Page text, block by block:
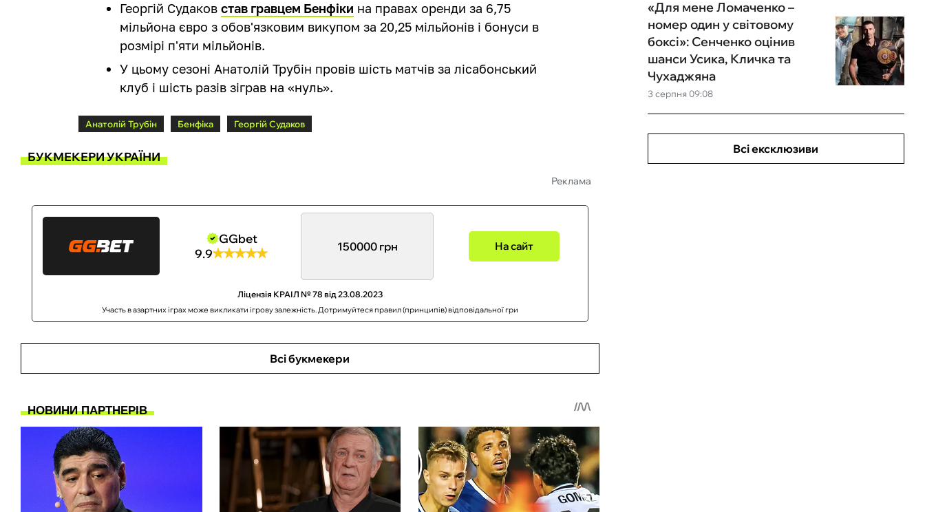
Георгій Судаковстав гравцем Бенфіки на правах оренди за 6,75
мільйона євро з обов'язковим викупом за 20,25 мільйонів і бонуси в
розмірі п'яти мільйонів.
У цьому сезоні АнатолійТрубін провів шість матчів за лісабонський
клуб і шість разів зіграв на«нуль».
Анатолій Трубін Бенфіка Георгій Судаков
БУКМЕКЕРИ УКРАЇНИ
Реклама
GGbet
9.9
150000 грн На сайт
Ліцензія КРАІЛ № 78 від 23.08.2023
Участь в азартних іграх може викликати ігрову залежність. Дотримуйтеся правил (принципів) відповідальної гри
Всі букмекери
3 серпня 09:08
«Для мене Ломаченко –
номер один у світовому
боксі»: Сенченко оцінив
шанси Усика, Кличка та
Чухаджяна
Всі ексклюзиви